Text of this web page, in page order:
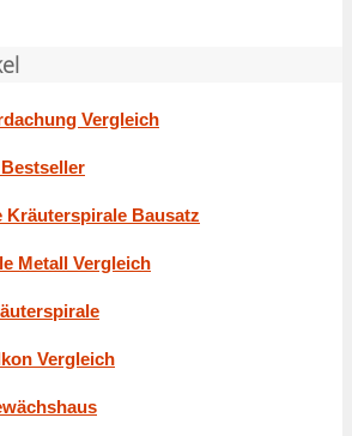
Vergleich
Kräuterspirale Bausatz
Metall Vergleich
Vergleich